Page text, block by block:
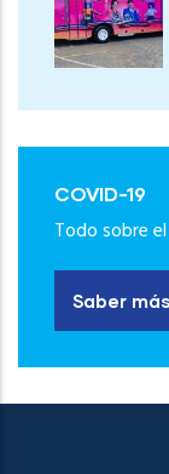
COVID-19
Todo sobre
Saber más